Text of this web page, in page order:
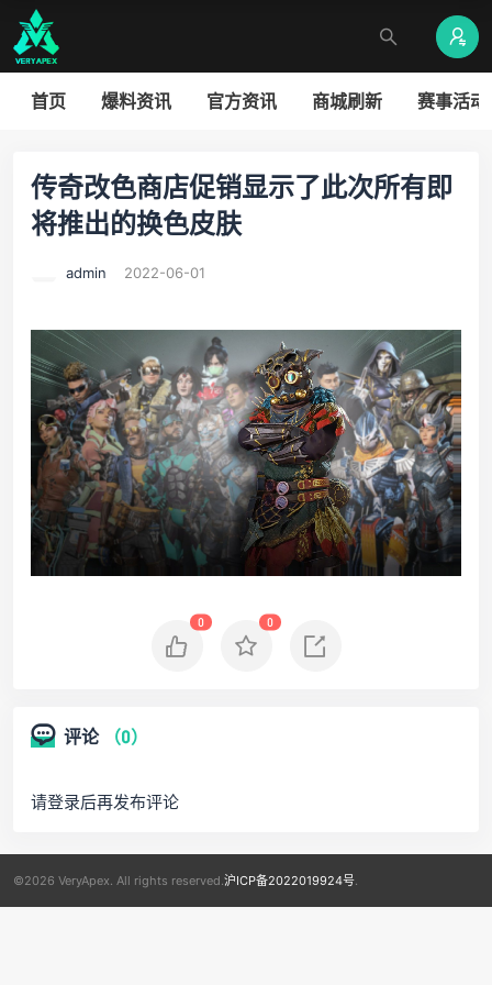
首页 爆料资讯 官方资讯 商城刷新 赛事活动
传奇改色商店促销显示了此次所有即
将推出的换色皮肤
admin 2022-06-01
0 0
评论 （0）
请登录后再发布评论
©2026 VeryApex. All rights reserved. 沪ICP备2022019924号